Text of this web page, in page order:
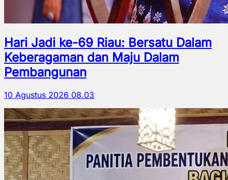
Hari Jadi ke-69 Riau: Bersatu Dalam
Keberagaman dan Maju Dalam
Pembangunan
10 Agustus 2026 08.03